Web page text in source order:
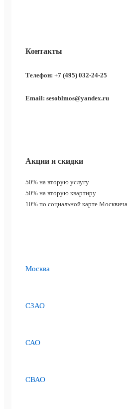
Контакты
Телефон: +7 (495) 032-24-25
Email: sesoblmos@yandex.ru
Акции и скидки
50% на вторую услугу
50% на вторую квартиру
10% по социальной карте Москвича
Москва
СЗАО
САО
СВАО